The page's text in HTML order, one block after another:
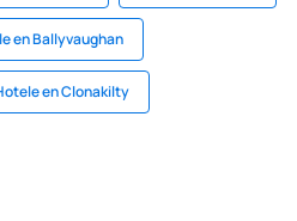
en Ballyvaughan
en Clonakilty